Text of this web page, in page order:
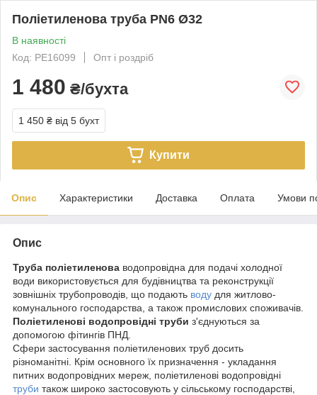
Поліетиленова труба PN6 Ø32
В наявності
Код: PE16099
Опт і роздріб
1 480 ₴/бухта
1 450 ₴ від 5 бухт
Купити
Опис Характеристики Доставка Оплата Умови
Опис
Труба поліетиленова водопровідна для подачі холодної
води використовується для будівництва та реконструкції
зовнішніх трубопроводів, що подають воду для житлово-
комунального господарства, а також промислових споживачів.
Поліетиленові водопровідні труби з'єднуються за
допомогою фітингів ПНД.
Сфери застосування поліетиленових труб досить
різноманітні. Крім основного їх призначення - укладання
питних водопровідних мереж, поліетиленові водопровідні
труби також широко застосовують у сільському господарстві,